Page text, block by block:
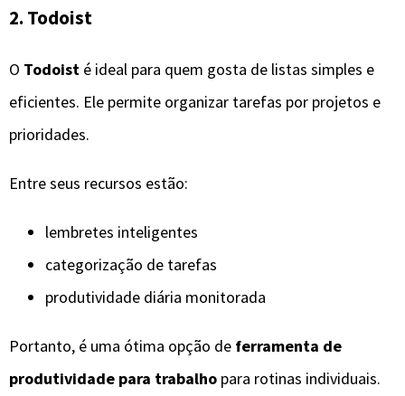
2. Todoist
O Todoist é ideal para quem gosta de listas simples e
eficientes. Ele permite organizar tarefas por projetos e
prioridades.
Entre seus recursos estão:
lembretes inteligentes
categorização de tarefas
produtividade diária monitorada
Portanto, é uma ótima opção de ferramenta de
produtividade para trabalho para rotinas individuais.